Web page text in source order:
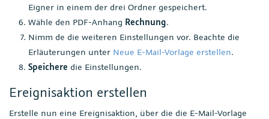
Eigner in einem der drei Ordner gespeichert.
Wähle den PDF-Anhang Rechnung.
Nimm de die weiteren Einstellungen vor. Beachte die
Erläuterungen unter Neue E-Mail-Vorlage erstellen.
Speichere die Einstellungen.
Ereignisaktion erstellen
Erstelle nun eine Ereignisaktion, über die die E-Mail-Vorlage